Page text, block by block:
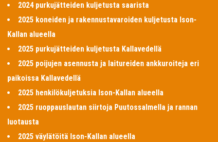
2024 purkujätteiden kuljetusta saarista
2025 koneiden ja rakennustavaroiden kuljetusta Ison-
Kallan alueella
2025 purkujätteiden kuljetusta Kallavedellä
2025 poijujen asennusta ja laitureiden ankkuroiteja eri
paikoissa Kallavedellä
2025 henkilökuljetuksia Ison-Kallan alueella
2025 ruoppauslautan siirtoja Puutossalmella ja rannan
luotausta
2025 väylätöitä Ison-Kallan alueella